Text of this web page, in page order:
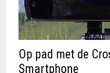
Op pad met de
Smartphone